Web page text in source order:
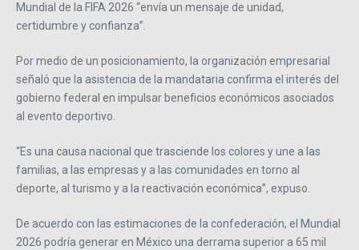
Mundial de la FIFA 2026 “envía un mensaje de unidad,
certidumbre y confianza”.
Por medio de un posicionamiento, la organización empresarial
señaló que la asistencia de la mandataria confirma el interés del
gobierno federal en impulsar beneficios económicos asociados
al evento deportivo.
“Es una causa nacional que trasciende los colores y une a las
familias, a las empresas y a las comunidades en torno al
deporte, al turismo y a la reactivación económica”, expuso.
De acuerdo con las estimaciones de la confederación, el Mundial
2026 podría generar en México una derrama superior a 65 mil